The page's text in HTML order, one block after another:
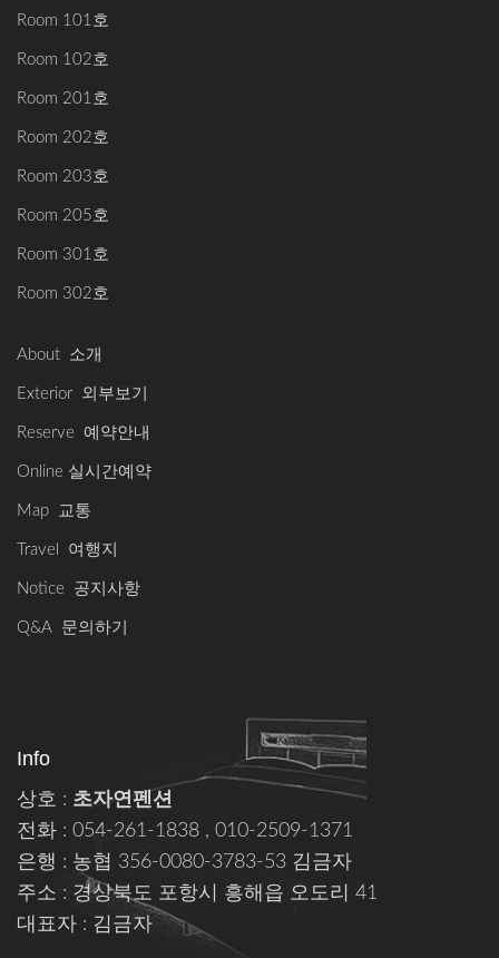
Room 101호
Room 102호
Room 201호
Room 202호
Room 203호
Room 205호
Room 301호
Room 302호
About 소개
Exterior 외부보기
Reserve 예약안내
Online 실시간예약
Map 교통
Travel 여행지
Notice 공지사항
Q&A 문의하기
Info
상호 : 초자연펜션
전화 : 054-261-1838 , 010-2509-1371
은행 : 농협 356-0080-3783-53 김금자
주소 : 경상북도 포항시 흥해읍 오도리 41
대표자 : 김금자